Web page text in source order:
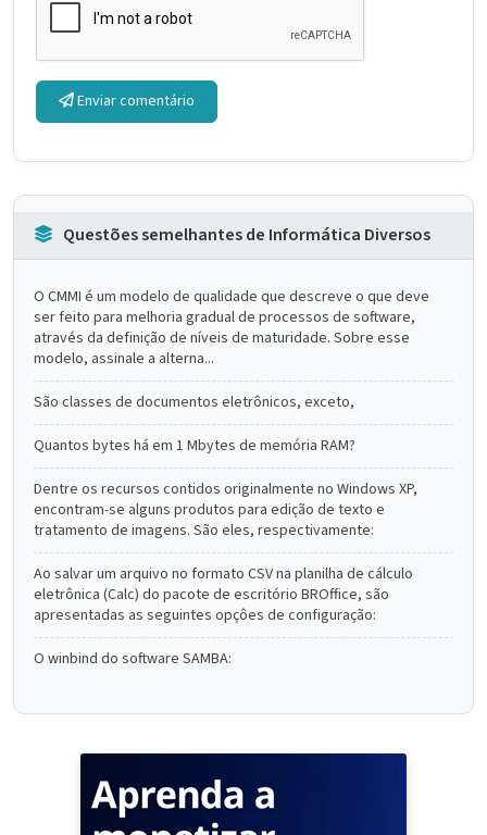
Enviar comentário
Questões semelhantes de Informática Diversos
O CMMI é um modelo de qualidade que descreve o que deve
ser feito para melhoria gradual de processos de software,
através da definição de níveis de maturidade. Sobre esse
modelo, assinale a alterna...
São classes de documentos eletrônicos, exceto,
Quantos bytes há em 1 Mbytes de memória RAM?
Dentre os recursos contidos originalmente no Windows XP,
encontram-se alguns produtos para edição de texto e
tratamento de imagens. São eles, respectivamente:
Ao salvar um arquivo no formato CSV na planilha de cálculo
eletrônica (Calc) do pacote de escritório BROffice, são
apresentadas as seguintes opçôes de configuração:
O winbind do software SAMBA: